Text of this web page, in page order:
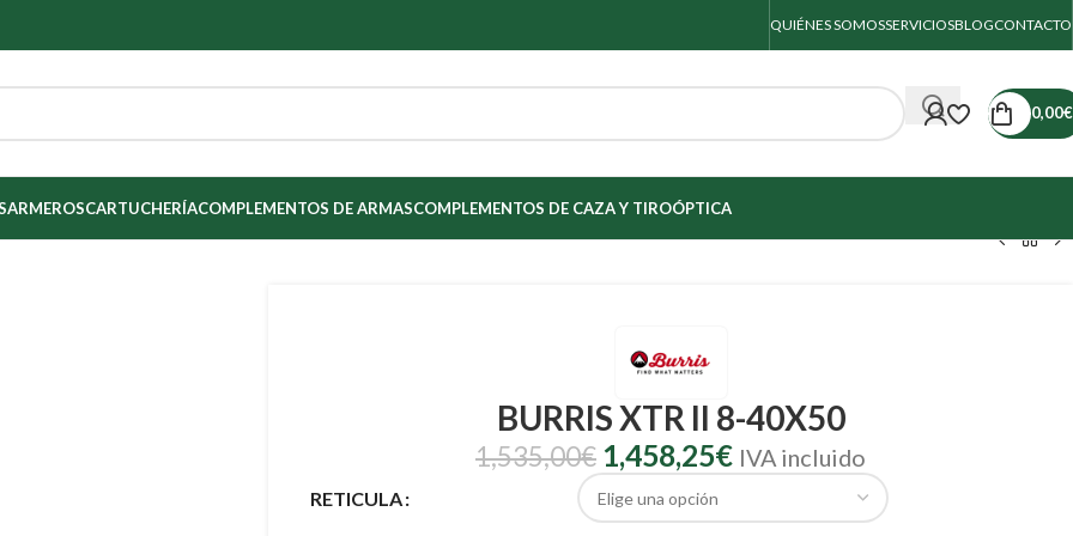
QUIÉNES SOMOSSERVICIOSBLOGCONTACTO
0,00€
ARMEROSCARTUCHERÍACOMPLEMENTOS DE ARMASCOMPLEMENTOS DE CAZA Y TIROÓPTICA
BURRIS XTR II 8-40X50
1,535,00€ 1,458,25€ IVA incluido
RETICULA